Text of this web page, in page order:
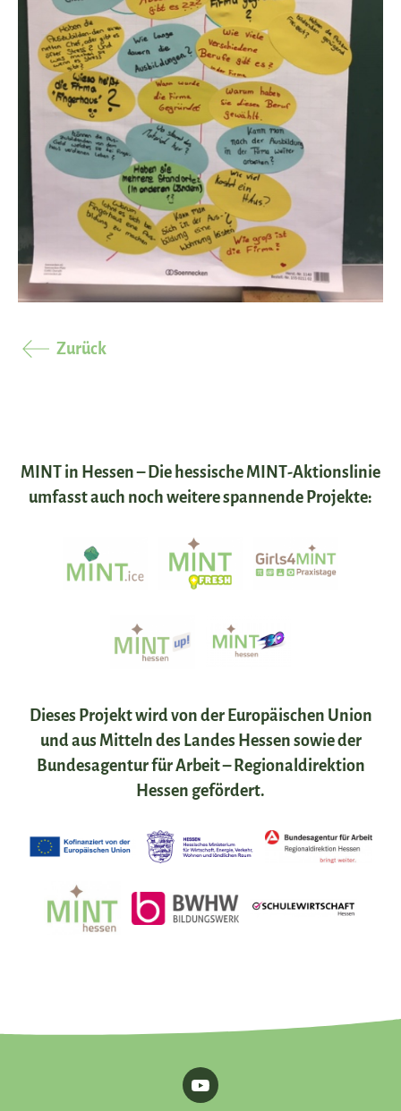
Zurück
MINT in Hessen – Die hessische MINT-Aktionslinie
umfasst auch noch weitere spannende Projekte:
Dieses Projekt wird von der Europäischen Union
und aus Mitteln des Landes Hessen sowie der
Bundesagentur für Arbeit – Regionaldirektion
Hessen gefördert.